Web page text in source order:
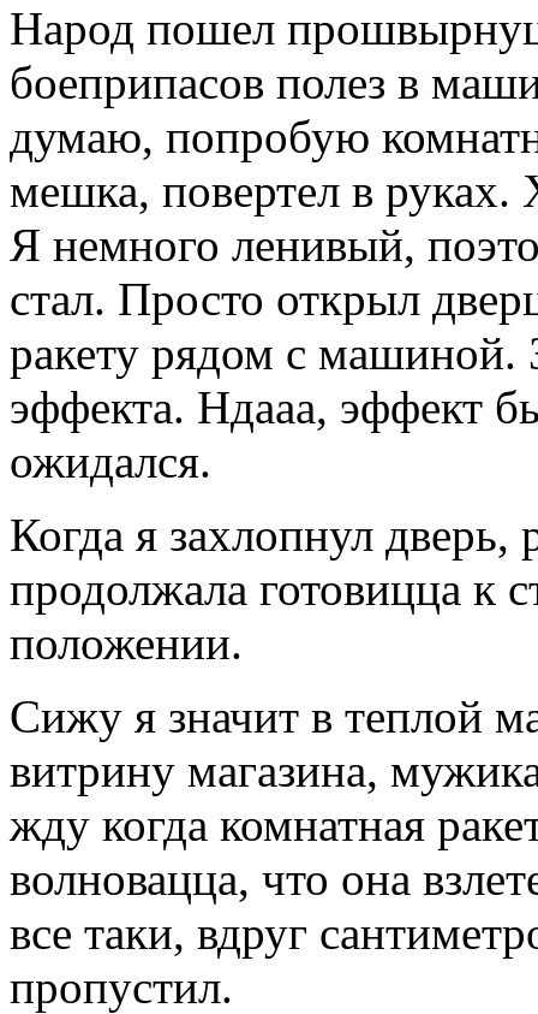
Народ пошел
боеприпасов полез в
думаю, попробую
мешка, повертел в
Я немного ленивый,
стал. Просто открыл
ракету рядом с машиной.
эффекта. Ндааа, эффект
ожидался.
Когда я захлопнул дверь,
продолжала готовицца к
положении.
Сижу я значит в теплой
витрину магазина,
жду когда комнатная
волновацца, что она
все таки, вдруг
пропустил.